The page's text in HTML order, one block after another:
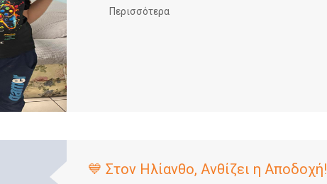
Περισσότερα
💙 Στον Ηλίανθο, Ανθίζει η Αποδοχή!